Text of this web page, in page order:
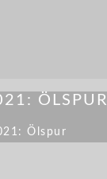
ÖLSPUR
Ölspur